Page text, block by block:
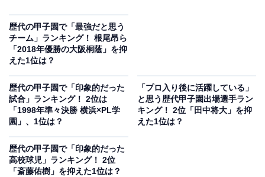
こちらもおすすめ
歴代の甲子園で「最強だと思う
チーム」ランキング！ 根尾昂ら
「2018年優勝の大阪桐蔭」を抑
えた1位は？
歴代の甲子園で「印象的だった
試合」ランキング！ 2位は
「1998年準々決勝 横浜×PL学
園」、1位は？
「プロ入り後に活躍している」
と思う歴代甲子園出場選手ラン
キング！ 2位「田中将大」を抑
えた1位は？
歴代の甲子園で「印象的だった
高校球児」ランキング！ 2位
「斎藤佑樹」を抑えた1位は？